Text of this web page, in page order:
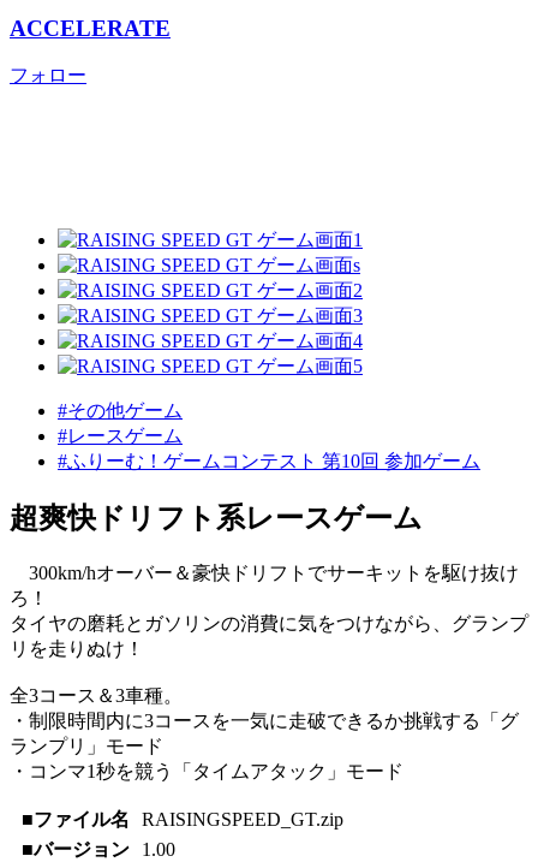
ACCELERATE
フォロー
#その他ゲーム
#レースゲーム
#ふりーむ！ゲームコンテスト 第10回 参加ゲーム
超爽快ドリフト系レースゲーム
300km/hオーバー＆豪快ドリフトでサーキットを駆け抜け
ろ！
タイヤの磨耗とガソリンの消費に気をつけながら、グランプ
リを走りぬけ！
全3コース＆3車種。
・制限時間内に3コースを一気に走破できるか挑戦する「グ
ランプリ」モード
・コンマ1秒を競う「タイムアタック」モード
■ファイル名
RAISINGSPEED_GT.zip
■バージョン
1.00